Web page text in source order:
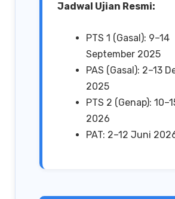
Jadwal Ujian Resmi:
PTS 1 (Gasal): 9–14
September 2025
PAS (Gasal): 2–13
2025
PTS 2 (Genap):
2026
PAT: 2–12 Juni